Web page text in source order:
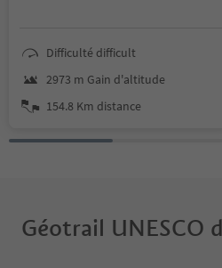
adventure through nature,
culture, and sport.
Difficulté difficult
2973 m Gain d'altitude
154.8 Km distance
Géotrail UNESCO